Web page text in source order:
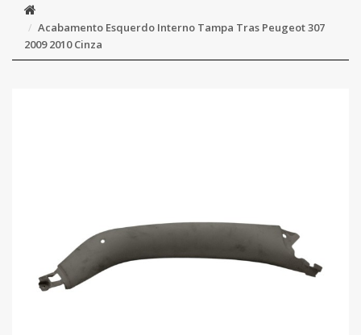
Acabamento Esquerdo Interno Tampa Tras Peugeot 307
2009 2010 Cinza